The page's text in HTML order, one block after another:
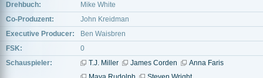
Drehbuch:
Mike White
Co-Produzent:
John Kreidman
Executive Producer:
Ben Waisbren
FSK:
0
Schauspieler:
T.J. Miller James Corden
Anna Faris